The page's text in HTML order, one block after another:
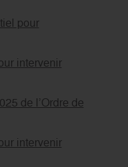
pour
intervenir
de l’Ordre de
intervenir